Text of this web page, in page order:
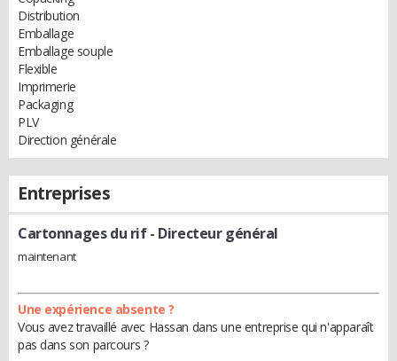
Distribution
Emballage
Emballage souple
Flexible
Imprimerie
Packaging
PLV
Direction générale
Entreprises
Cartonnages du rif- Directeur général
maintenant
Une expérience absente ?
Vous avez travaillé avec Hassan dans une entreprise qui n'apparaît
pas dans son parcours ?